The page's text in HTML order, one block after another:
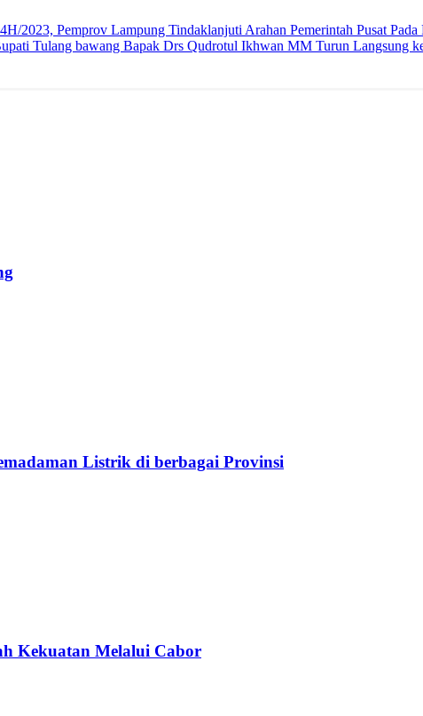
2023, Pemprov Lampung Tindaklanjuti Arahan Pemerintah Pusat Pada
Tulang bawang Bapak Drs Qudrotul Ikhwan MM Turun Langsung
Listrik di berbagai Provinsi
Kekuatan Melalui Cabor